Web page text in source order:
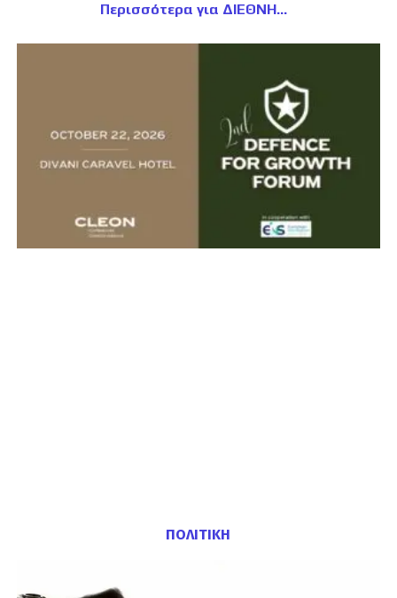
Περισσότερα για ΔΙΕΘΝΗ
ΠΟΛΙΤΙΚΗ